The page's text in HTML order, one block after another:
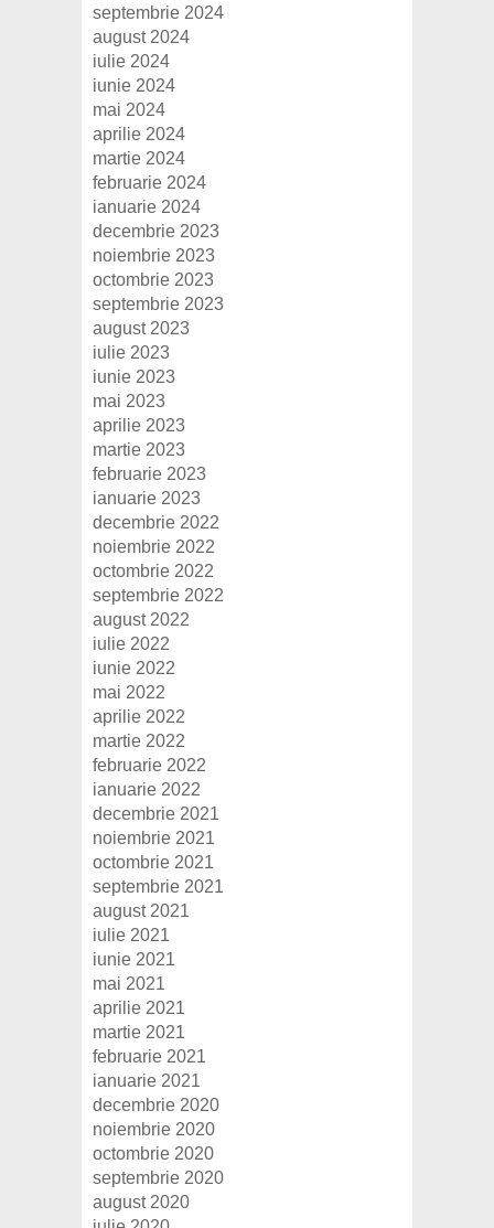
septembrie 2024
august 2024
iulie 2024
iunie 2024
mai 2024
aprilie 2024
martie 2024
februarie 2024
ianuarie 2024
decembrie 2023
noiembrie 2023
octombrie 2023
septembrie 2023
august 2023
iulie 2023
iunie 2023
mai 2023
aprilie 2023
martie 2023
februarie 2023
ianuarie 2023
decembrie 2022
noiembrie 2022
octombrie 2022
septembrie 2022
august 2022
iulie 2022
iunie 2022
mai 2022
aprilie 2022
martie 2022
februarie 2022
ianuarie 2022
decembrie 2021
noiembrie 2021
octombrie 2021
septembrie 2021
august 2021
iulie 2021
iunie 2021
mai 2021
aprilie 2021
martie 2021
februarie 2021
ianuarie 2021
decembrie 2020
noiembrie 2020
octombrie 2020
septembrie 2020
august 2020